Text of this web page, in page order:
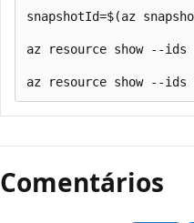
snapshotId=$(az
az resource show --
Comentários